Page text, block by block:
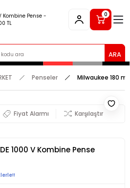
0
ARA
Penseler Milwaukee 180
Fiyat Alarmı Karşılaştır
1000 V Kombine Pense